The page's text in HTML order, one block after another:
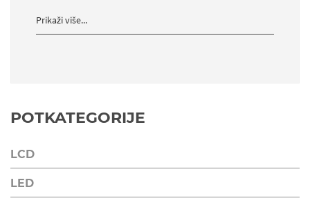
Prikaži više...
POTKATEGORIJE
LCD
LED